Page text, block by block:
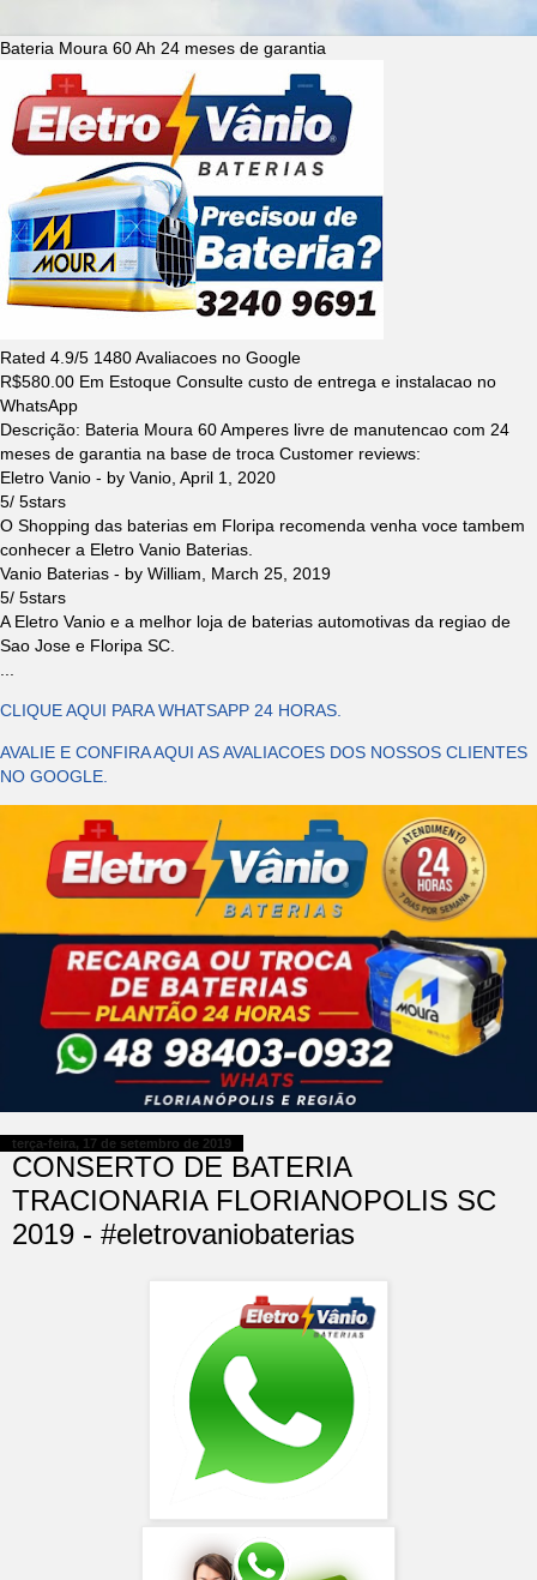
Bateria Moura 60 Ah 24 meses de garantia
Rated 4.9/5 1480Avaliacoes no Google
R$580.00 Em Estoque Consulte custo de entrega e instalacao no
WhatsApp
Descrição: Bateria Moura 60 Amperes livre de manutencao com 24
meses de garantia na base de troca Customer reviews:
Eletro Vanio - by Vanio April 1, 2020
5/ 5stars
O Shopping das baterias em Floripa recomenda venha voce tambem
conhecer a Eletro Vanio Baterias.
Vanio Baterias - by William
March 25, 2019
5/ 5stars
A Eletro Vanio e a melhor loja de baterias automotivas da regiao de
Sao Jose e Floripa SC.
CLIQUE AQUI PARA WHATSAPP 24 HORAS.
AVALIE E CONFIRA AQUI AS AVALIACOES DOS NOSSOS CLIENTES
NO GOOGLE.
terça-feira, 17 de setembro de 2019
CONSERTO DE BATERIA
TRACIONARIA FLORIANOPOLIS SC
2019 - #eletrovaniobaterias